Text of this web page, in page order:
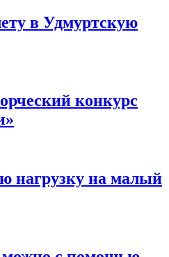
в Удмуртскую
конкурс
нагрузку на малый